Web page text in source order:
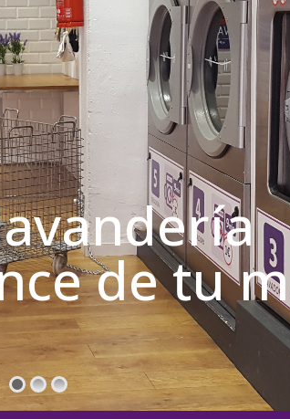
de tu